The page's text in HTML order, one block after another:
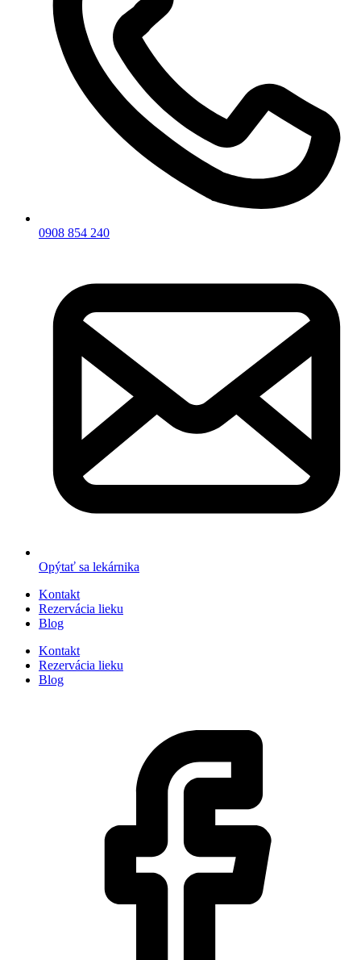
0908 854 240
Opýtať sa lekárnika
Kontakt
Rezervácia lieku
Blog
Kontakt
Rezervácia lieku
Blog